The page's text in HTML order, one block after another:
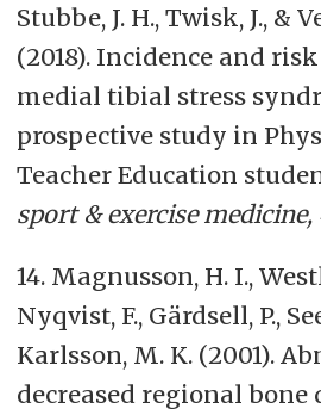
Stubbe, J. H., Twisk, J., &
(2018). Incidence and
medial tibial stress
prospective study in
Teacher Education
sport & exercise medicine,
14. Magnusson, H. I.,
Nyqvist, F., Gärdsell, P.,
Karlsson, M. K. (2001).
decreased regional bone